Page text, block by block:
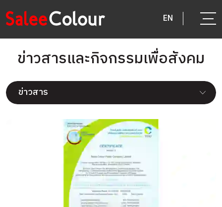
EN
ข่าวสารและกิจกรรมเพื่อสังคม